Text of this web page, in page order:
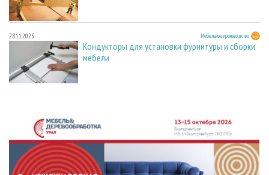
28.11.2025 Мебельное производство
Кондукторы для установки фурнитуры и сборки
мебели